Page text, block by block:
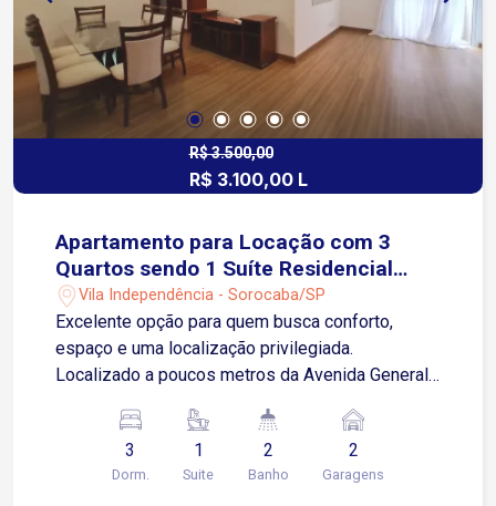
R$ 3.500,00
R$ 3.100,00 L
Apartamento para Locação com 3
Quartos sendo 1 Suíte Residencial
Solar do Visconde
Vila Independência - Sorocaba/SP
Excelente opção para quem busca conforto,
espaço e uma localização privilegiada.
Localizado a poucos metros da Avenida General
Tatuí e a menos de 10 minutos do Centro de
Sorocaba. Sobre o imóvel: Sala de estar Sala de
jantar Sacada espaçosa 3 Quartos, sendo 1 suíte
3
Dorm.
1
Suite
2
Banho
2
Garagens